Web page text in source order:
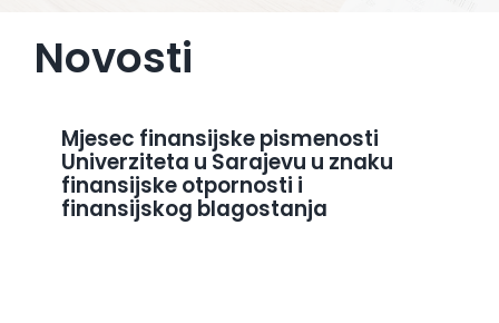
Novosti
Mjesec finansijske pismenosti
Univerziteta u Sarajevu u znaku
finansijske otpornosti i
finansijskog blagostanja